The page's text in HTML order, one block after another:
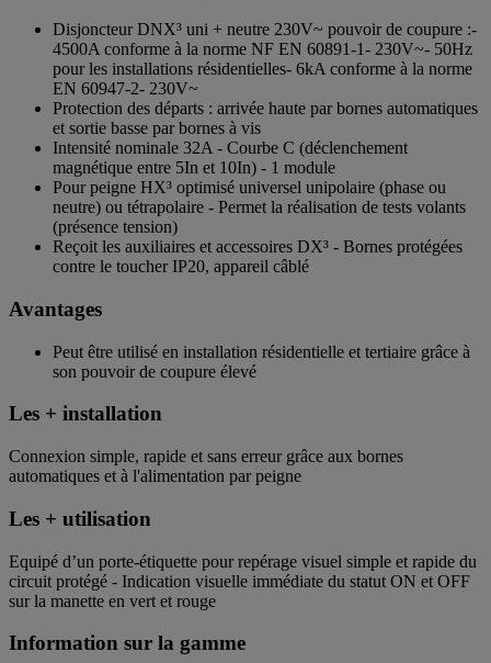
Disjoncteur DNX³ uni + neutre 230V~ pouvoir de coupure :-
4500A conforme à la norme NF EN 60891-1- 230V~- 50Hz
pour les installations résidentielles- 6kA conforme à la norme
EN 60947-2- 230V~
Protection des départs : arrivée haute par bornes automatiques
et sortie basse par bornes à vis
Intensité nominale 32A - Courbe C (déclenchement
magnétique entre 5In et 10In) - 1 module
Pour peigne HX³ optimisé universel unipolaire (phase ou
neutre) ou tétrapolaire - Permet la réalisation de tests volants
(présence tension)
Reçoit les auxiliaires et accessoires DX³ - Bornes protégées
contre le toucher IP20, appareil câblé
Avantages
Peut être utilisé en installation résidentielle et tertiaire grâce à
son pouvoir de coupure élevé
Les + installation
Connexion simple, rapide et sans erreur grâce aux bornes
automatiques et à l'alimentation par peigne
Les + utilisation
Equipé d’un porte-étiquette pour repérage visuel simple et rapide du
circuit protégé - Indication visuelle immédiate du statut ON et OFF
sur la manette en vert et rouge
Information sur la gamme